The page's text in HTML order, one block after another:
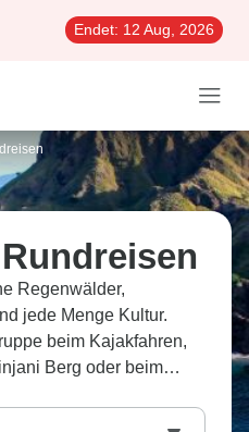
Endet: 12 Aug, 2026
Regenwälder,
jede Menge Kultur.
beim Kajakfahren,
Berg oder beim
Beobachten Sie